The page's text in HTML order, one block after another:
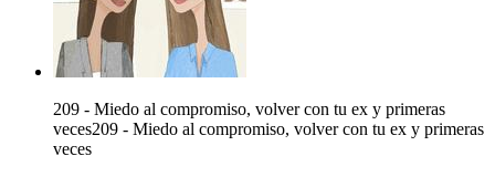
209 - Miedo al compromiso, volver con tu ex y primeras
veces209 - Miedo al compromiso, volver con tu ex y primeras
veces